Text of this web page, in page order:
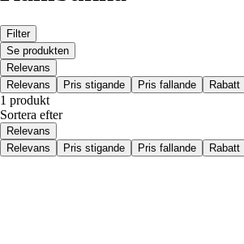
Filter
Se produkten
Relevans
Relevans
Pris stigande Pris fallande Rabatt
1 produkt
Sortera efter
Relevans
Relevans
Pris stigande Pris fallande Rabatt